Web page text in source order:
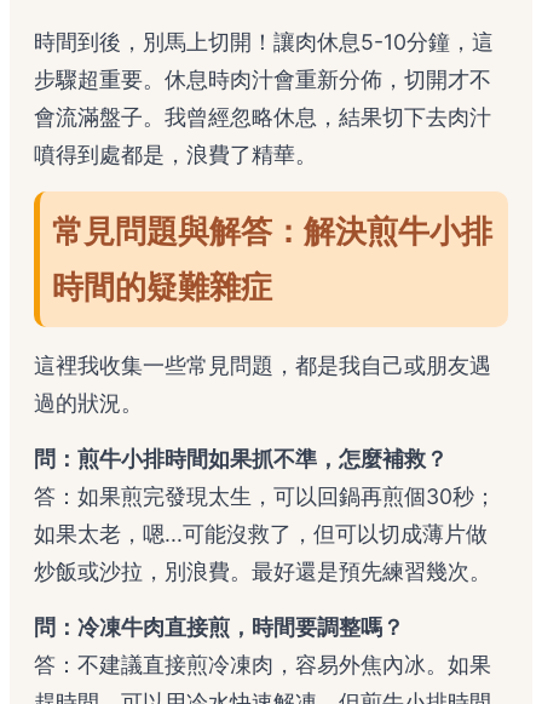
時間到後，別馬上切開！讓肉休息5-10分鐘，這
步驟超重要。休息時肉汁會重新分佈，切開才不
會流滿盤子。我曾經忽略休息，結果切下去肉汁
噴得到處都是，浪費了精華。
常見問題與解答：解決煎牛小排
時間的疑難雜症
這裡我收集一些常見問題，都是我自己或朋友遇
過的狀況。
問：煎牛小排時間如果抓不準，怎麼補救？
答：如果煎完發現太生，可以回鍋再煎個30秒；
如果太老，嗯...可能沒救了，但可以切成薄片做
炒飯或沙拉，別浪費。最好還是預先練習幾次。
問：冷凍牛肉直接煎，時間要調整嗎？
答：不建議直接煎冷凍肉，容易外焦內冰。如果